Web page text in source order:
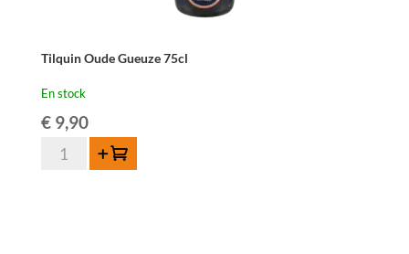
Tilquin Oude Gueuze 75cl
En stock
€9,90
quantité
Ajouter au panier